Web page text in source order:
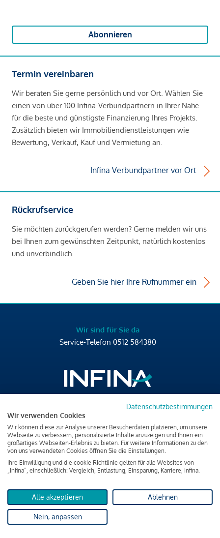
Abonnieren
Termin vereinbaren
Wir beraten Sie gerne persönlich und vor Ort. Wählen Sie
einen von über 100 Infina-Verbundpartnern in Ihrer Nähe
für die beste und günstigste Finanzierung Ihres Projekts.
Zusätzlich bieten wir Immobiliendienstleistungen wie
Bewertung, Verkauf, Kauf und Vermietung an.
Infina Verbundpartner vor Ort
Rückrufservice
Sie möchten zurückgerufen werden? Gerne melden wir uns
bei Ihnen zum gewünschten Zeitpunkt, natürlich kostenlos
und unverbindlich.
Geben Sie hier Ihre Rufnummer ein
Wir sind für Sie da
Service-Telefon 0512 584380
Brixner Straße 2/4
6020 Innsbruck
T+43 512 584380
office@infina.at
Impressum
Datenschutz & Cookies
Datenschutzbestimmungen
Wir verwenden Cookies
Wir können diese zur Analyse unserer Besucherdaten platzieren, um unsere
Webseite zu verbessern, personalisierte Inhalte anzuzeigen und Ihnen ein
großartiges Webseiten-Erlebnis zu bieten. Für weitere Informationen zu den
von uns verwendeten Cookies öffnen Sie die Einstellungen.
Ihre Einwilligung und die cookie Richtlinie gelten für alle Websites von
„Infina“, einschließlich: Vergleich, Entlastung, Einsparung, Karriere, Infina.
Alle akzeptieren Ablehnen
Nein, anpassen